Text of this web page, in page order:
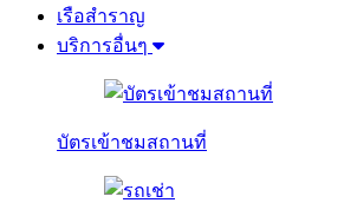
เรือสำราญ
บริการอื่นๆ
บัตรเข้าชมสถานที่